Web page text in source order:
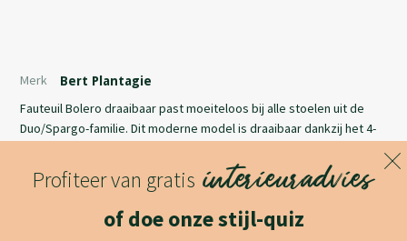
Fauteuil Bolero draaibaar past moeiteloos bij alle stoelen uit de
Duo/Spargo-familie. Dit moderne model is draaibaar dankzij het 4-
aluminium. Er is daarnaast ook een (niet draaibare) variant met vier
poten. De Bolero is standaard verkrijgbaar in 2 verschillende
kleuren leder of stof, maar is ook mooi in een uni-stoffering.
Lees meer
Merk Bert Plantagie
Profiteer van gratis interieuradvies
of doe onze stijl-quiz